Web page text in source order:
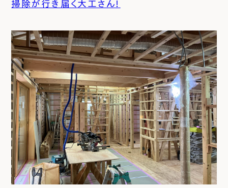
掃除が行き届く大工さん！